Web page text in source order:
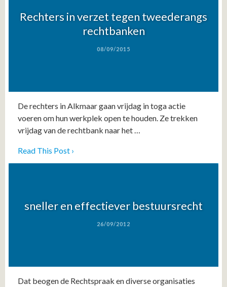
Rechters in verzet tegen tweederangs
rechtbanken
08/09/2015
De rechters in Alkmaar gaan vrijdag in toga actie
voeren om hun werkplek open te houden. Ze trekken
vrijdag van de rechtbank naar het …
Read This Post ›
sneller en effectiever bestuursrecht
26/09/2012
Dat beogen de Rechtspraak en diverse organisaties